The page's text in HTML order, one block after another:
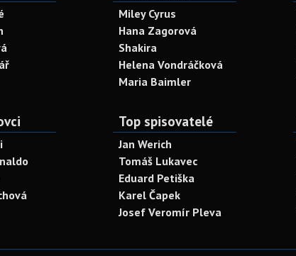
Miley Cyrus
Hana Zagorová
Shakira
Helena Vondráčková
Maria Baimler
Top spisovatelé
Jan Werich
Tomáš Lukavec
Eduard Petiška
Karel Čapek
Josef Veromír Pleva